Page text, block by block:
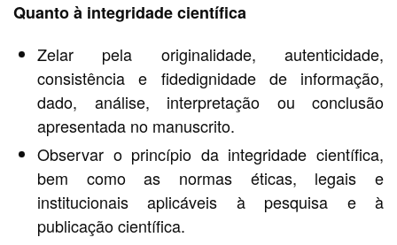
Quanto à integridade científica
Zelar pela originalidade, autenticidade,
consistência e fidedignidade de informação,
dado, análise, interpretação ou conclusão
apresentada no manuscrito.
Observar o princípio da integridade científica,
bem como as normas éticas, legais e
institucionais aplicáveis à pesquisa e à
publicação científica.